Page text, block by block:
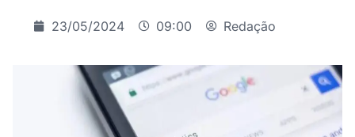
23/05/2024 09:00 Redação